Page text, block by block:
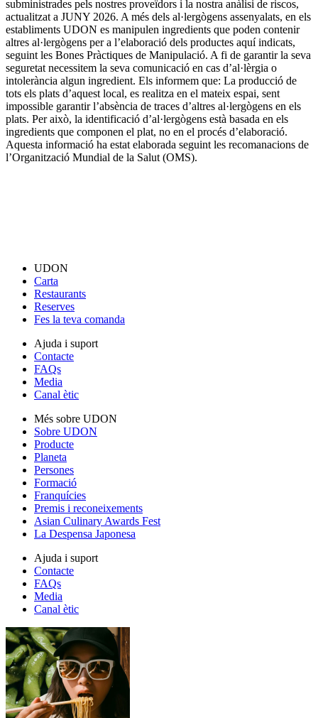
subministrades pels nostres proveïdors i la nostra anàlisi de riscos,
actualitzat a JUNY 2026. A més dels al·lergògens assenyalats, en els
establiments UDON es manipulen ingredients que poden contenir
altres al·lergògens per a l’elaboració dels productes aquí indicats,
seguint les Bones Pràctiques de Manipulació. A fi de garantir la seva
seguretat necessitem la seva comunicació en cas d’al·lèrgia o
intolerància algun ingredient. Els informem que: La producció de
tots els plats d’aquest local, es realitza en el mateix espai, sent
impossible garantir l’absència de traces d’altres al·lergògens en els
plats. Per això, la identificació d’al·lergògens està basada en els
ingredients que componen el plat, no en el procés d’elaboració.
Aquesta informació ha estat elaborada seguint les recomanacions de
l’Organització Mundial de la Salut (OMS).
UDON
Carta
Restaurants
Reserves
Fes la teva comanda
Ajuda i suport
Contacte
FAQs
Media
Canal ètic
Més sobre UDON
Sobre UDON
Producte
Planeta
Persones
Formació
Franquícies
Premis i reconeixements
Asian Culinary Awards Fest
La Despensa Japonesa
Ajuda i suport
Contacte
FAQs
Media
Canal ètic